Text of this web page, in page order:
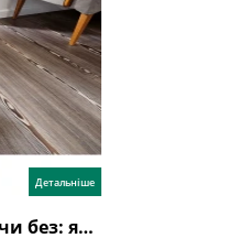
Детальніше
Ламінат з фаскою чи без: який кращий?